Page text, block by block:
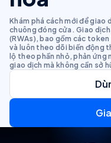
Khám phá cách mới để
chuông đóng cửa. Giao
(RWAs), bao gồm các
và luôn theo dõi biến động
lộ theo phần nhỏ, phản ứng
giao dịch mà không cần sở